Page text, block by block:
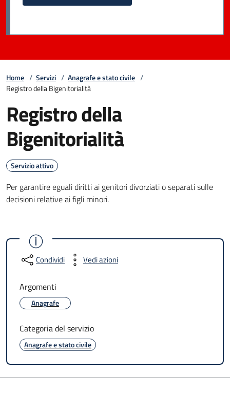
Home / Servizi / Anagrafe e stato civile /
Registro della Bigenitorialità
Registro della
Bigenitorialità
Servizio attivo
Per garantire eguali diritti ai genitori divorziati o separati sulle
decisioni relative ai figli minori.
Condividi Vedi azioni
Argomenti
Anagrafe
Categoria del servizio
Anagrafe e stato civile